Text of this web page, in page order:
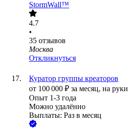
StormWall™
4.7
•
35 отзывов
Москва
Откликнуться
Куратор группы креаторов
от 100 000 ₽ за месяц, на руки
Опыт 1-3 года
Можно удалённо
Выплаты: Раз в месяц